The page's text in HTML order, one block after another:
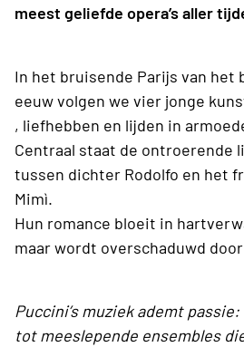
meest geliefde opera’s aller
In het bruisende Parijs van het
eeuw volgen we vier jonge
, liefhebben en lijden in
Centraal staat de ontroerende
tussen dichter Rodolfo en het
Mimì.
Hun romance bloeit in
maar wordt overschaduwd
Puccini’s muziek ademt
tot meeslepende ensembles